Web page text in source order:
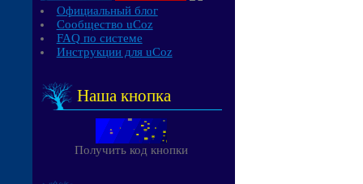
Официальный блог
Сообщество uCoz
FAQ по системе
Инструкции для uCoz
Наша кнопка
Получить код кнопки